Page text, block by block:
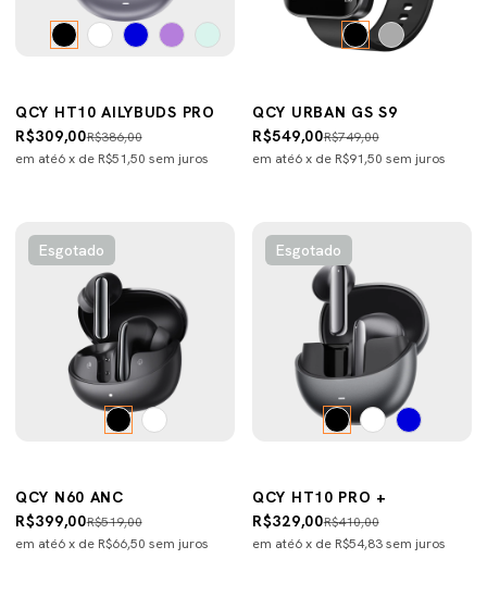
QCY HT10 AILYBUDS PRO
R$386,00
R$309,00
em até6x de R$51,50 sem juros
QCY URBAN GS S9
R$749,00
R$549,00
em até6x de R$91,50 sem juros
Esgotado
QCY N60 ANC
R$519,00
R$399,00
em até6x de R$66,50 sem juros
Esgotado
QCY HT10 PRO +
R$410,00
R$329,00
em até6x de R$54,83sem juros